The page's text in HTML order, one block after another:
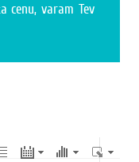
cenu, varam Tev